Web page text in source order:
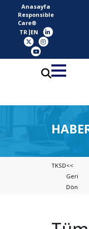
Anasayfa
Responsible
Care®
TR EN
TKSD<<
Geri
Dön